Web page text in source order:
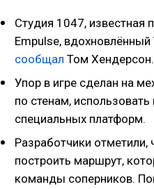
Студия 1047, известная
Empulse,
сообщал Том Хендерсон.
Упор в игре сделан на
по стенам,
специальных платформ.
Разработчики
построить маршрут,
команды соперников.